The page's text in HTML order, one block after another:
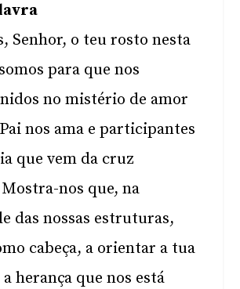
Senhor, o teu rosto nesta
para que nos
no mistério de amor
nos ama e participantes
que vem da cruz
nos que, na
das nossas estruturas,
cabeça, a orientar a tua
herança que nos está